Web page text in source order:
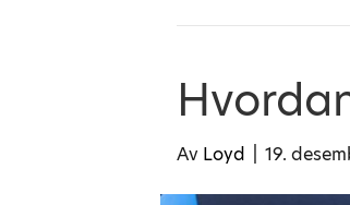
Av Loyd 19.